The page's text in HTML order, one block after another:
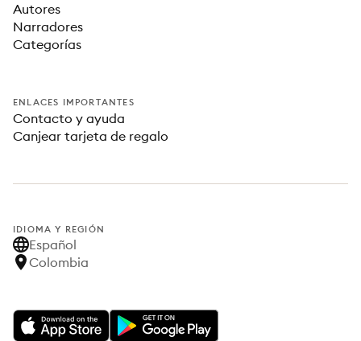
Autores
Narradores
Categorías
ENLACES IMPORTANTES
Contacto y ayuda
Canjear tarjeta de regalo
IDIOMA Y REGIÓN
Español
Colombia